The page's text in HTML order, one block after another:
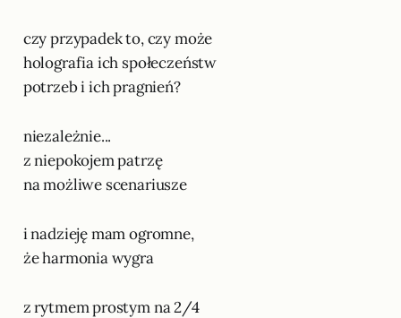
czy przypadek to, czy może
holografia ich społeczeństw
potrzeb i ich pragnień?
niezależnie...
z niepokojem patrzę
na możliwe scenariusze
i nadzieję mam ogromne,
że harmonia wygra
z rytmem prostym na 2/4